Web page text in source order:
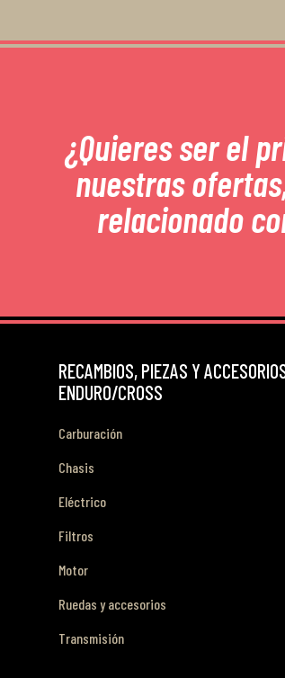
¿Quieres ser el
nuestras
relacionado
RECAMBIOS, PIEZAS Y
ENDURO/CROSS
Carburación
Chasis
Eléctrico
Filtros
Motor
Ruedas y accesorios
Transmisión